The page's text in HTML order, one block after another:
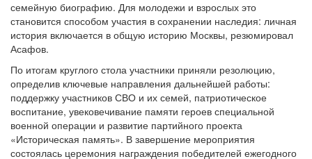
семейную биографию. Для молодежи и взрослых это
становится способом участия в сохранении наследия: личная
история включается в общую историю Москвы, резюмировал
Асафов.
По итогам круглого стола участники приняли резолюцию,
определив ключевые направления дальнейшей работы:
поддержку участников СВО и их семей, патриотическое
воспитание, увековечивание памяти героев специальной
военной операции и развитие партийного проекта
«Историческая память». В завершение мероприятия
состоялась церемония награждения победителей ежегодного